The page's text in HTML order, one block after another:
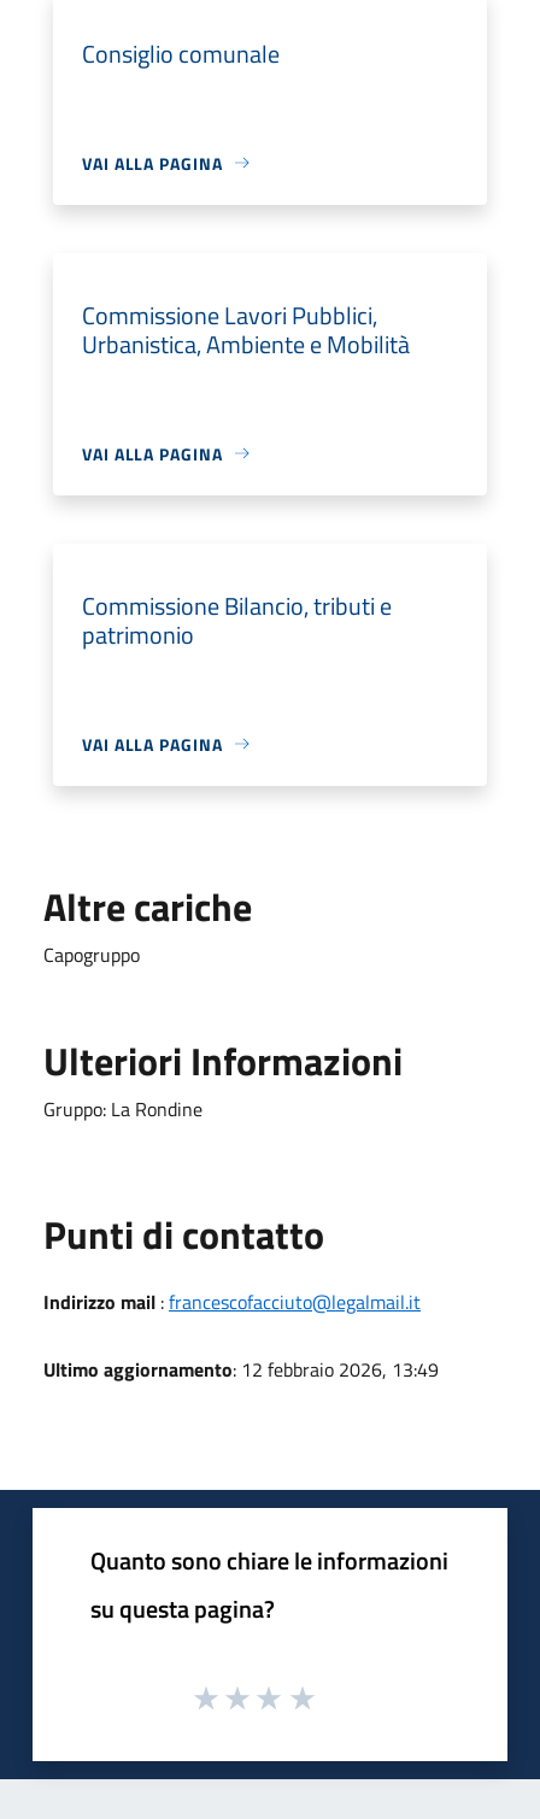
Consiglio comunale
VAI ALLA PAGINA
Commissione Lavori Pubblici,
Urbanistica, Ambiente e Mobilità
VAI ALLA PAGINA
Commissione Bilancio, tributi e
patrimonio
VAI ALLA PAGINA
Altre cariche
Capogruppo
Ulteriori Informazioni
Gruppo: La Rondine
Punti di contatto
Indirizzo mail :francescofacciuto@legalmail.it
Ultimo aggiornamento: 12 febbraio 2026, 13:49
Quanto sono chiare le informazioni
su questa pagina?